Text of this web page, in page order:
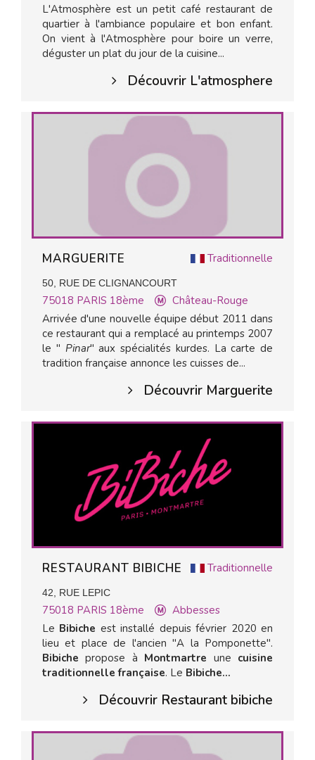
L'Atmosphère est un petit café restaurant de
quartier à l'ambiance populaire et bon enfant.
On vient à l'Atmosphère pour boire un verre,
déguster un plat du jour de la cuisine...
Découvrir L'atmosphere
Traditionnelle
MARGUERITE
50, RUE DE CLIGNANCOURT
75018 PARIS 18ème
Château-Rouge
Arrivée d'une nouvelle équipe début 2011 dans
ce restaurant qui a remplacé au printemps 2007
le " Pinar" aux spécialités kurdes. La carte de
tradition française annonce les cuisses de...
Découvrir Marguerite
Traditionnelle
RESTAURANT BIBICHE
42, RUE LEPIC
75018 PARIS 18ème
Abbesses
Le Bibiche est installé depuis février 2020 en
lieu et place de l'ancien "A la Pomponette".
Bibichepropose à Montmartre une cuisine
traditionnelle française. Le Bibiche...
Découvrir Restaurant bibiche